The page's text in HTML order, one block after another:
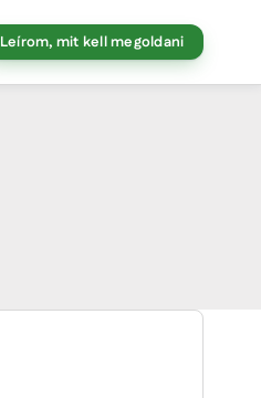
Leírom, mit kell megoldani